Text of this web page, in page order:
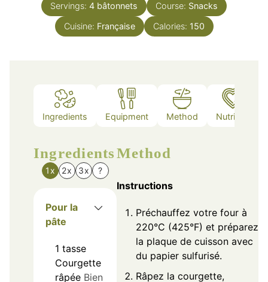
Servings: 4 bâtonnets Course: Snacks
Cuisine: Française Calories: 150
Ingredients Equipment Method Nutrition
Ingredients
1x 2x 3x ?
Pour la
pâte
1 tasse
Courgette
râpée Bien
Method
Instructions
Préchauffez votre four à
220°C (425°F) et préparez
la plaque de cuisson avec
du papier sulfurisé.
Râpez la courgette,